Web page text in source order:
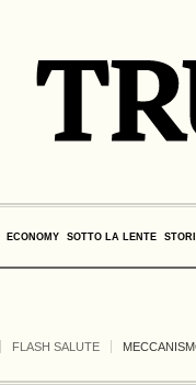
ECONOMY SOTTO LA LENTE
FLASH SALUTE